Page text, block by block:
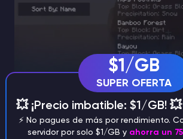
$1/GB
SUPER OFERTA
💥 ¡Precio imbatible: $1/GB! 💥
⚡️ No pagues de más por rendimiento.
servidor por solo $1/GB y ahorra un